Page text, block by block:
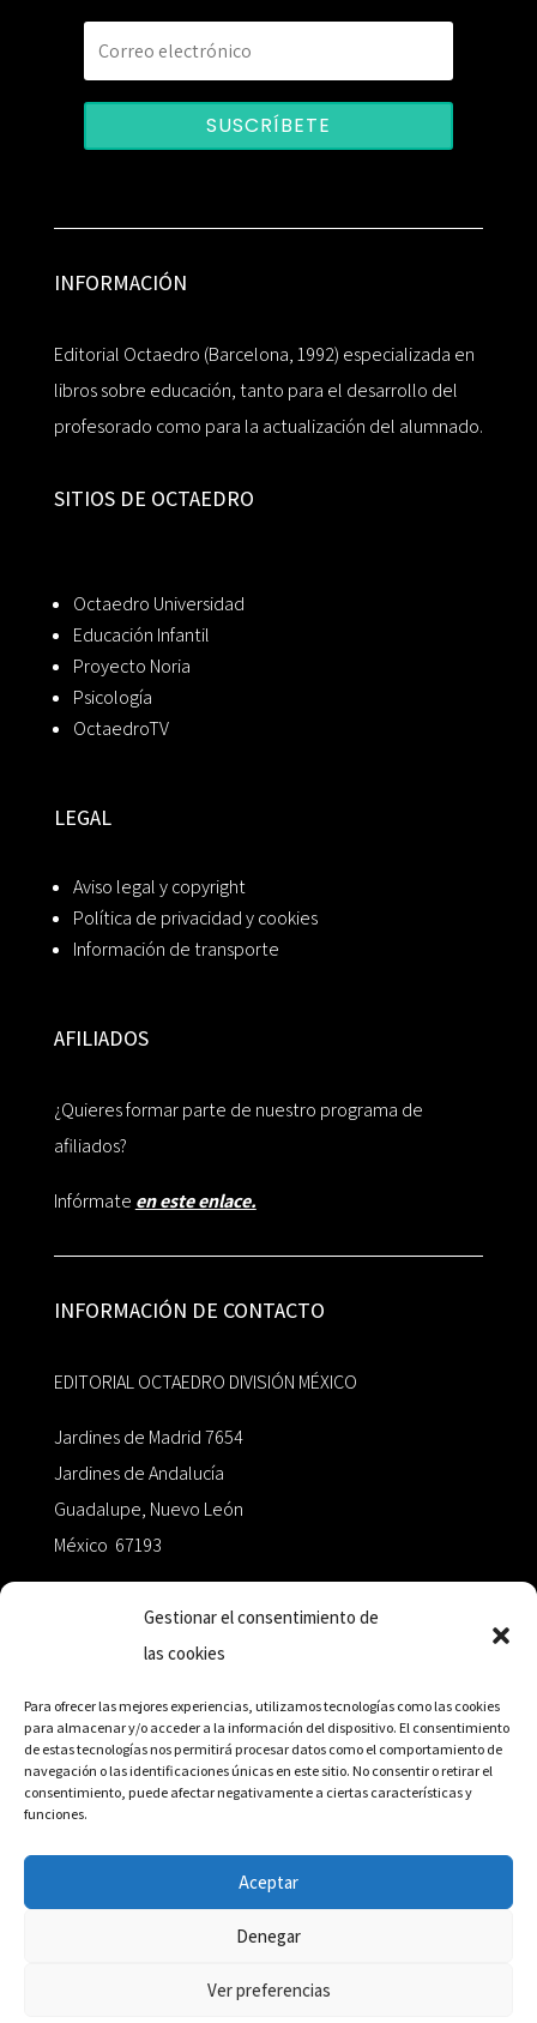
Gestionar el consentimiento de
las cookies
Para ofrecer las mejores experiencias, utilizamos tecnologías como las cookies
para almacenar y/o acceder a la información del dispositivo. El consentimiento
de estas tecnologías nos permitirá procesar datos como el comportamiento de
navegación o las identificaciones únicas en este sitio. No consentir o retirar el
consentimiento, puede afectar negativamente a ciertas características y
funciones.
Aceptar
Denegar
Ver preferencias
SUSCRÍBETE
INFORMACIÓN
Editorial Octaedro (Barcelona, 1992) especializada en
libros sobre educación, tanto para el desarrollo del
profesorado como para la actualización del alumnado.
SITIOS DE OCTAEDRO
Octaedro Universidad
Educación Infantil
Proyecto Noria
Psicología
OctaedroTV
LEGAL
Aviso legal y copyright
Política de privacidad y cookies
Información de transporte
AFILIADOS
¿Quieres formar parte de nuestro programa de
afiliados?
Infórmate en este enlace.
INFORMACIÓN DE CONTACTO
EDITORIAL OCTAEDRO DIVISIÓN MÉXICO
Jardines de Madrid 7654
Jardines de Andalucía
Guadalupe, Nuevo León
México 67193
+52 811.499.5638
RED DE DISTRIBUCIÓN